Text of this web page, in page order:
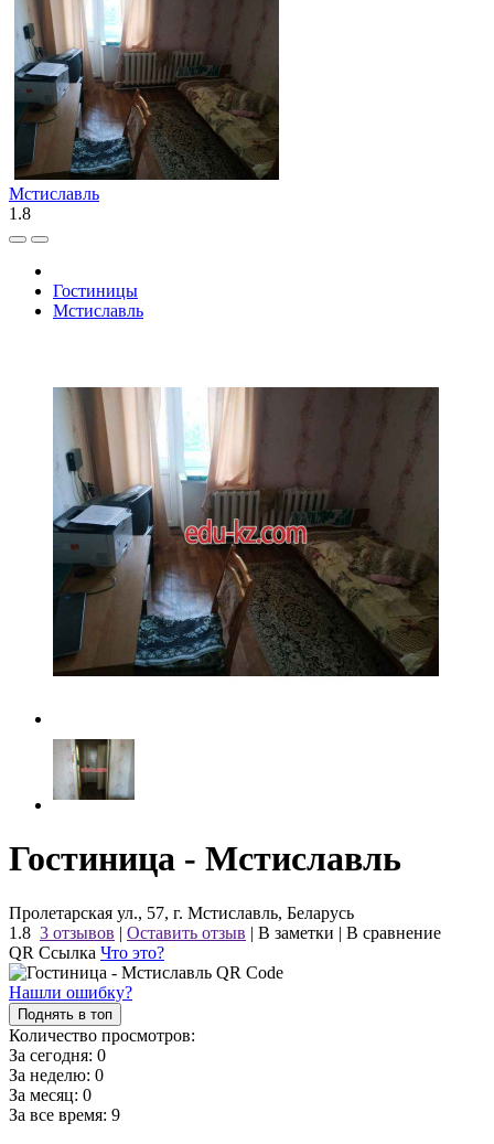
Мстиславль
1.8
Гостиницы
Мстиславль
Гостиница - Мстиславль
Пролетарская ул., 57, г. Мстиславль, Беларусь
1.8 3 отзывов | Оставить отзыв | В заметки | В сравнение
QR Ссылка Что это?
Нашли ошибку?
Поднять в топ
Количество просмотров:
За сегодня: 0
За неделю: 0
За месяц: 0
За все время: 9